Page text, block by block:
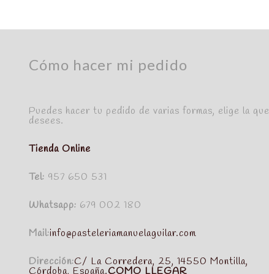
Cómo hacer mi pedido
Puedes hacer tu pedido de varias formas, elige la que
desees.
Tienda Online
Tel: 957 650 531
Whatsapp: 679 002 180
Mail:info@pasteleriamanuelaguilar.com
Dirección:C/ La Corredera, 25, 14550 Montilla,
Córdoba, España.COMO LLEGAR